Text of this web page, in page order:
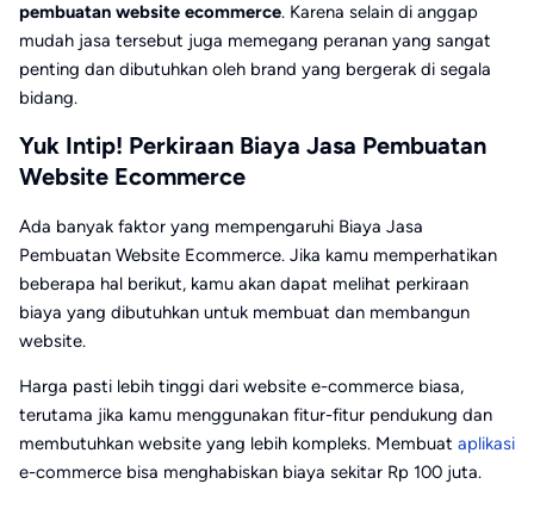
pembuatan website ecommerce. Karena selain di anggap
mudah jasa tersebut juga memegang peranan yang sangat
penting dan dibutuhkan oleh brand yang bergerak di segala
bidang.
Yuk Intip! Perkiraan Biaya Jasa Pembuatan
Website Ecommerce
Ada banyak faktor yang mempengaruhi Biaya Jasa
Pembuatan Website Ecommerce. Jika kamu memperhatikan
beberapa hal berikut, kamu akan dapat melihat perkiraan
biaya yang dibutuhkan untuk membuat dan membangun
website.
Harga pasti lebih tinggi dari website e-commerce biasa,
terutama jika kamu menggunakan fitur-fitur pendukung dan
membutuhkan website yang lebih kompleks. Membuat aplikasi
e-commerce bisa menghabiskan biaya sekitar Rp 100 juta.